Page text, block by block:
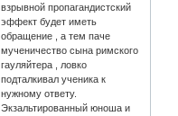
взрывной пропагандистский
эффект будет иметь
обращение , а тем паче
мученичество сына римского
гауляйтера , ловко
подталкивал ученика к
нужному ответу.
Экзальтированный юноша и